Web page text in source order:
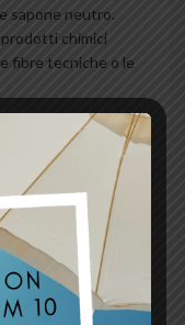
sapone neutro.
prodotti chimici
fibre tecniche o le
in vendita è
e l’imbottitura non
Offriamo
colori delle